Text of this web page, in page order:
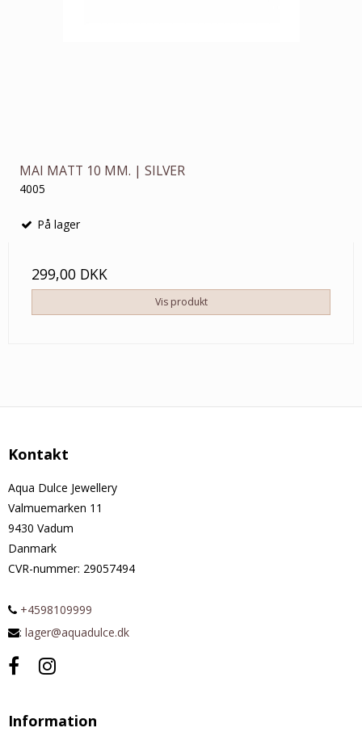
MAI MATT 10 MM. | SILVER
4005
På lager
299,00 DKK
Vis produkt
Kontakt
Aqua Dulce Jewellery
Valmuemarken 11
9430 Vadum
Danmark
CVR-nummer: 29057494
+4598109999
: lager@aquadulce.dk
Information